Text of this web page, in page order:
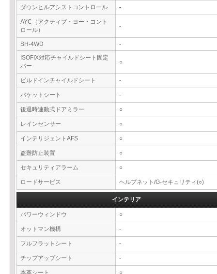
ダウンヒルアシストコントロール -
AYC（アクティブ・ヨー・コント
ロール）
-
SH-4WD
-
ISOFIX対応チャイルドシート固定
バー
○
ビルドインチャイルドシート -
バケットシート -
後退時連動式ドアミラー ○
レインセンサー ○
インテリジェントAFS ○
盗難防止装置 ○
セキュリティアラーム ○
ロードサービス ヘルプネット/G-セキュリティ(○)
インテリア
パワーウィンドウ ○
オットマン機構 -
フルフラットシート -
チップアップシート -
本革シート ○